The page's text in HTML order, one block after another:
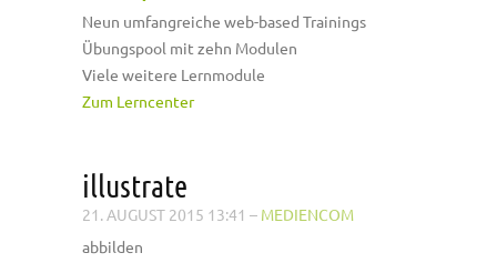
Neun umfangreiche web-based Trainings
Übungspool mit zehn Modulen
Viele weitere Lernmodule
Zum Lerncenter
illustrate
21. AUGUST 2015 13:41 – MEDIENCOM
abbilden